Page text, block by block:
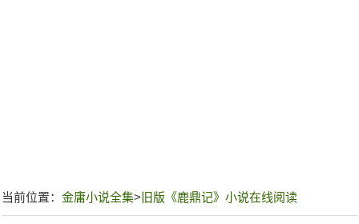
当前位置： 金庸小说全集> 旧版《鹿鼎记》小说在线阅读